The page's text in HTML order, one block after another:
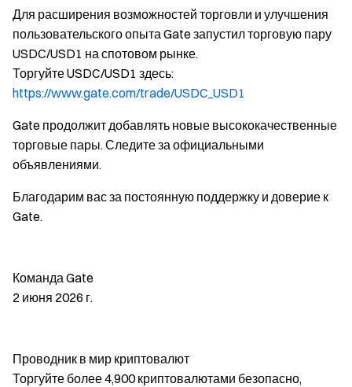
Для расширения возможностей торговли и улучшения
пользовательского опыта Gate запустил торговую пару
USDC/USD1 на спотовом рынке.
Торгуйте USDC/USD1 здесь:
https://www.gate.com/trade/USDC_USD1
Gate продолжит добавлять новые высококачественные
торговые пары. Следите за официальными
объявлениями.
Благодарим вас за постоянную поддержку и доверие к
Gate.
Команда Gate
2 июня 2026 г.
Проводник в мир криптовалют
Торгуйте более 4,900 криптовалютами безопасно,